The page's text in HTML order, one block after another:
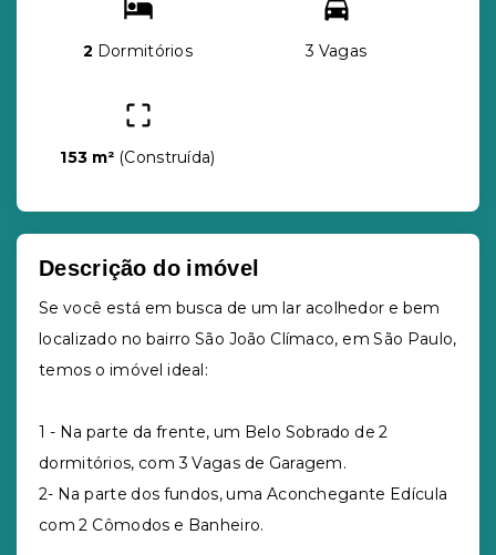
2 Dormitórios 3 Vagas
153 m² (Construída)
Descrição do imóvel
Se você está em busca de um lar acolhedor e bem
localizado no bairro São João Clímaco, em São Paulo,
temos o imóvel ideal:
1 - Na parte da frente, um Belo Sobrado de 2
dormitórios, com 3 Vagas de Garagem.
2- Na parte dos fundos, uma Aconchegante Edícula
com 2 Cômodos e Banheiro.